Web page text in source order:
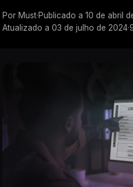
Por Must·Publicado a 10 de abril
Atualizado a 03 de julho de 2024·